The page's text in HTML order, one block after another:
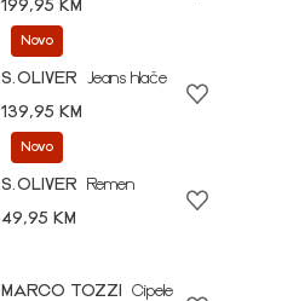
199,95 KM
Novo
S.OLIVER
Jeans hlače
139,95 KM
Novo
S.OLIVER
Remen
49,95 KM
MARCO TOZZI
Cipele